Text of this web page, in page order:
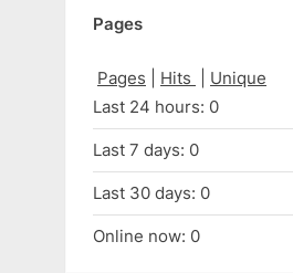
Pages
Pages Hits
Unique
Last 24 hours: 0
Last 7 days: 0
Last 30 days: 0
Online now: 0